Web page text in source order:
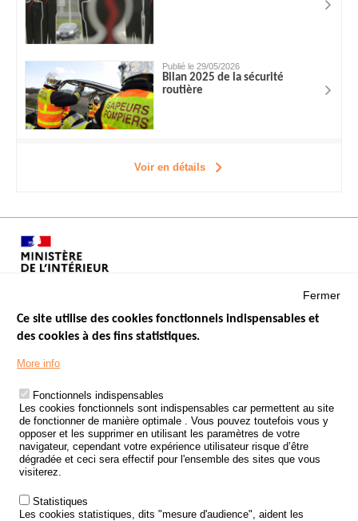
Publié le 29/05/2026
Bilan 2025 de la sécurité
routière
Voir en détails
Menu
Footer
LES SITES PUBLICS
ÉTAT DE L’INSÉCURITÉ ROUTIÈRE
TRAITEMENT DES DONNÉES PERSONNELLES DES ACCIDENTS DE
LA ROUTE
ETUDES ET RECHERCHES
APPEL À PROJETS
POLITIQUE DE SÉCURITÉ ROUTIÈRE
Fermer
Ce site utilise des cookies fonctionnels indispensables et
des cookies à des fins statistiques.
More info
Fonctionnels indispensables
Les cookies fonctionnels sont indispensables car permettent au site
de fonctionner de manière optimale . Vous pouvez toutefois vous y
opposer et les supprimer en utilisant les paramètres de votre
navigateur, cependant votre expérience utilisateur risque d’être
dégradée et ceci sera effectif pour l'ensemble des sites que vous
visiterez.
Statistiques
Les cookies statistiques, dits "mesure d'audience", aident les